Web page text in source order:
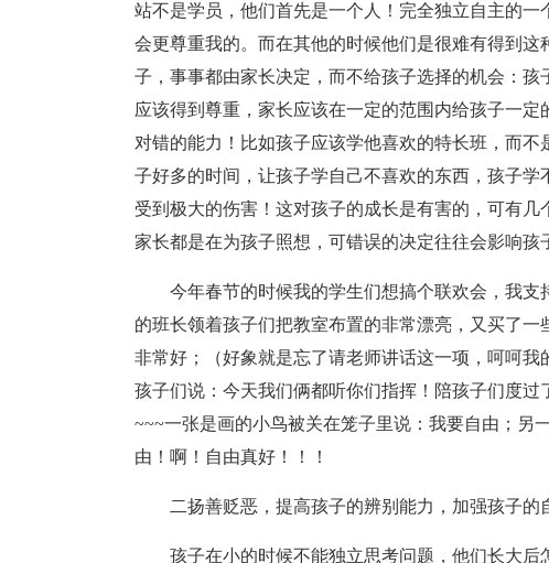
站不是学员，他们首先是一个人！完全独立自主的
会更尊重我的。而在其他的时候他们是很难有得到
子，事事都由家长决定，而不给孩子选择的机会：
应该得到尊重，家长应该在一定的范围内给孩子一
对错的能力！比如孩子应该学他喜欢的特长班，而
子好多的时间，让孩子学自己不喜欢的东西，孩子
受到极大的伤害！这对孩子的成长是有害的，可有几
家长都是在为孩子照想，可错误的决定往往会影响孩
今年春节的时候我的学生们想搞个联欢会，我
的班长领着孩子们把教室布置的非常漂亮，又买了
非常好；（好象就是忘了请老师讲话这一项，呵呵
孩子们说：今天我们俩都听你们指挥！陪孩子们度
~~~一张是画的小鸟被关在笼子里说：我要自由；另
由！啊！自由真好！！！
二扬善贬恶，提高孩子的辨别能力，加强孩子的
孩子在小的时候不能独立思考问题，他们长大后